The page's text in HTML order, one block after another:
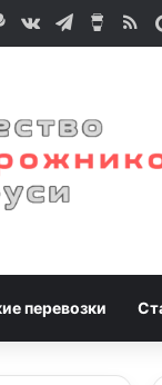
Paypalvk.com
Telegram
Buy
перевозки